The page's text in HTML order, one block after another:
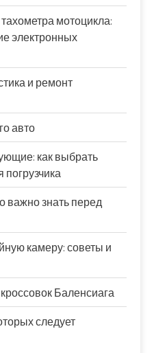
мотоцикла:
электронных
и ремонт
авто
как выбрать
погрузчика
важно знать перед
камеру: советы и
Баленсиага
следует